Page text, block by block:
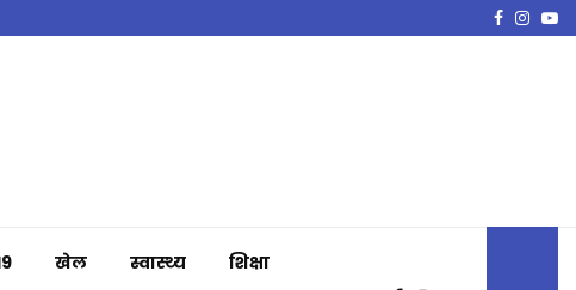
खेल स्वास्थ्य शिक्षा